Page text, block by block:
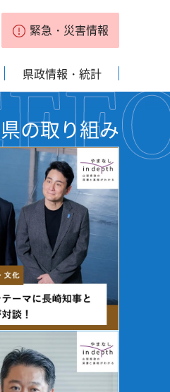
緊急・災害情報
県政情報・統計
県の取り組み